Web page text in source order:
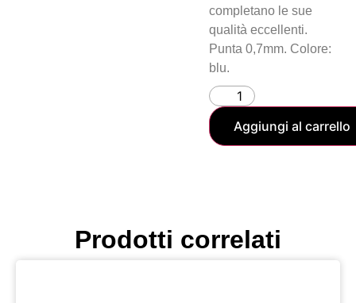
completano le sue
qualità eccellenti.
Punta 0,7mm. Colore:
blu.
Aggiungi al carrello
Prodotti correlati